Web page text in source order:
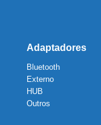
Adaptadores
Bluetooth
Externo
HUB
Outros